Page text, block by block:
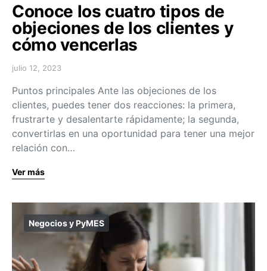
Conoce los cuatro tipos de
objeciones de los clientes y
cómo vencerlas
julio 12, 2023
Puntos principales Ante las objeciones de los
clientes, puedes tener dos reacciones: la primera,
frustrarte y desalentarte rápidamente; la segunda,
convertirlas en una oportunidad para tener una mejor
relación con…
Ver más
Negocios y PyMES